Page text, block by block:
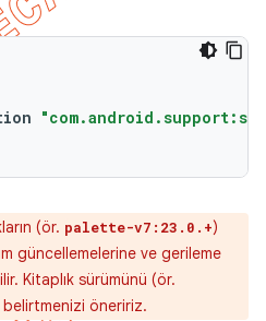
(ör. palette-v7:23.0.+)
güncellemelerine ve gerileme
Kitaplık sürümünü (ör.
belirtmenizi öneririz.